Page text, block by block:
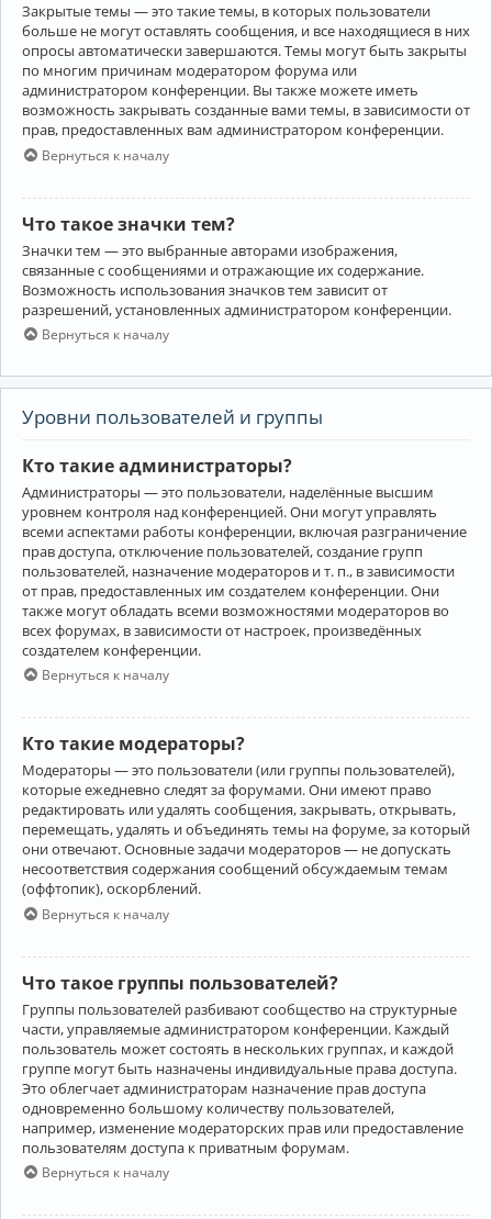
Закрытые темы — это такие темы, в которых пользователи
больше не могут оставлять сообщения, и все находящиеся в них
опросы автоматически завершаются. Темы могут быть закрыты
по многим причинам модератором форума или
администратором конференции. Вы также можете иметь
возможность закрывать созданные вами темы, в зависимости от
прав, предоставленных вам администратором конференции.
Вернуться к началу
Что такое значки тем?
Значки тем — это выбранные авторами изображения,
связанные с сообщениями и отражающие их содержание.
Возможность использования значков тем зависит от
разрешений, установленных администратором конференции.
Вернуться к началу
Уровни пользователей и группы
Кто такие администраторы?
Администраторы — это пользователи, наделённые высшим
уровнем контроля над конференцией. Они могут управлять
всеми аспектами работы конференции, включая разграничение
прав доступа, отключение пользователей, создание групп
пользователей, назначение модераторов и т. п., в зависимости
от прав, предоставленных им создателем конференции. Они
также могут обладать всеми возможностями модераторов во
всех форумах, в зависимости от настроек, произведённых
создателем конференции.
Вернуться к началу
Кто такие модераторы?
Модераторы — это пользователи (или группы пользователей),
которые ежедневно следят за форумами. Они имеют право
редактировать или удалять сообщения, закрывать, открывать,
перемещать, удалять и объединять темы на форуме, за который
они отвечают. Основные задачи модераторов — не допускать
несоответствия содержания сообщений обсуждаемым темам
(оффтопик), оскорблений.
Вернуться к началу
Что такое группы пользователей?
Группы пользователей разбивают сообщество на структурные
части, управляемые администратором конференции. Каждый
пользователь может состоять в нескольких группах, и каждой
группе могут быть назначены индивидуальные права доступа.
Это облегчает администраторам назначение прав доступа
одновременно большому количеству пользователей,
например, изменение модераторских прав или предоставление
пользователям доступа к приватным форумам.
Вернуться к началу